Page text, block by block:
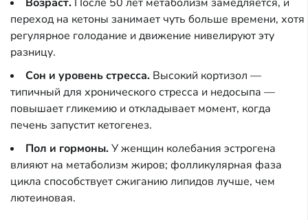
переход на кетоны занимает чуть больше времени, хотя
регулярное голодание и движение нивелируют эту
разницу.
Сон и уровень стресса. Высокий кортизол —
типичный для хронического стресса и недосыпа —
повышает гликемию и откладывает момент, когда
печень запустит кетогенез.
Пол и гормоны.У женщин колебания эстрогена
влияют на метаболизм жиров; фолликулярная фаза
цикла способствует сжиганию липидов лучше, чем
лютеиновая.